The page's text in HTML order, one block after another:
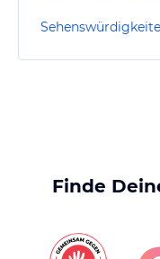
Finde